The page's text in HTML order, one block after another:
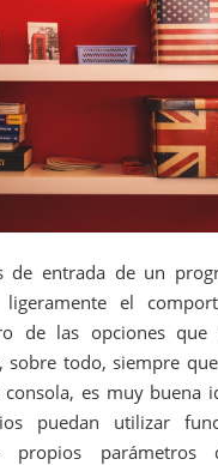
de entrada de un
el
de las opciones
sobre todo, siempre
consola, es muy buena
puedan utilizar
propios